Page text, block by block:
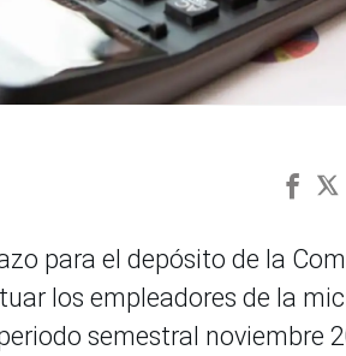
para el depósito de la
los empleadores de la
semestral noviembre